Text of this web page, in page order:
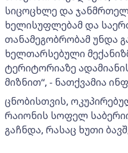
სიცოცხლე და
ხელისუფლებამ და
თანამეგობრობამ უნდა
ხელთარსებული
ტერიტორიაზე
მიზნით“, - ნათქვამია
ცნობისთვის,
რაიონის სოფელ
გაჩნდა, რასაც ხუთი